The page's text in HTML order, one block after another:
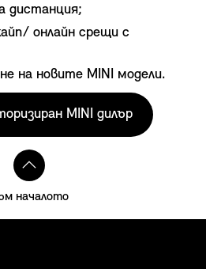
дистанция;
онлайн срещи с
на новите MINI модели.
MINI дилър
началото